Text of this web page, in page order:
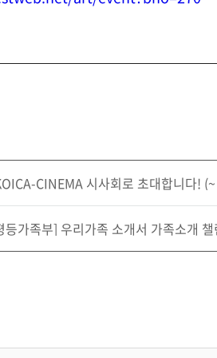
CINEMA 시사회로 초대합니다!
등가족부] 우리가족 소개서 가족소개